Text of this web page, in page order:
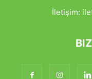
İletişim: